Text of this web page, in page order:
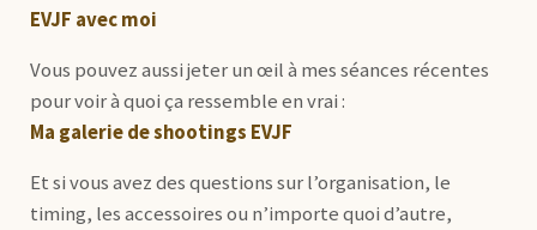
EVJF avec moi
Vous pouvez aussi jeter un œil à mes séances récentes
pour voir à quoi ça ressemble en vrai :
Ma galerie de shootings EVJF
Et si vous avez des questions sur l’organisation, le
timing, les accessoires ou n’importe quoi d’autre,